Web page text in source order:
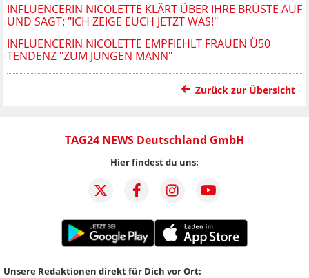
INFLUENCERIN NICOLETTE KLÄRT ÜBER IHRE BRÜSTE AUF
UND SAGT: "ICH ZEIGE EUCH JETZT WAS!"
INFLUENCERIN NICOLETTE EMPFIEHLT FRAUEN Ü50
TENDENZ "ZUM JUNGEN MANN"
Zurück zur Übersicht
TAG24 NEWS Deutschland GmbH
Hier findest du uns:
Unsere Redaktionen direkt für Dich vor Ort: